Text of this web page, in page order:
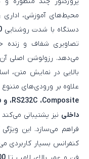
محیط‌های آموزشی،
دستگاه با شدت روشنایی
تصاویری شفاف و زنده
می‌دهد. رزولوشن اصلی آن
علاوه بر ورودی‌های متنوع
،RS232C ،Composite و S-Video
داخلی نیز پشتیبانی
فراهم می‌سازد. این
کنفرانس بسیار کاربردی